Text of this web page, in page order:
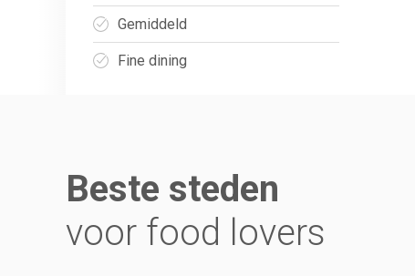
Gemiddeld
Fine dining
Beste steden
voor food lovers